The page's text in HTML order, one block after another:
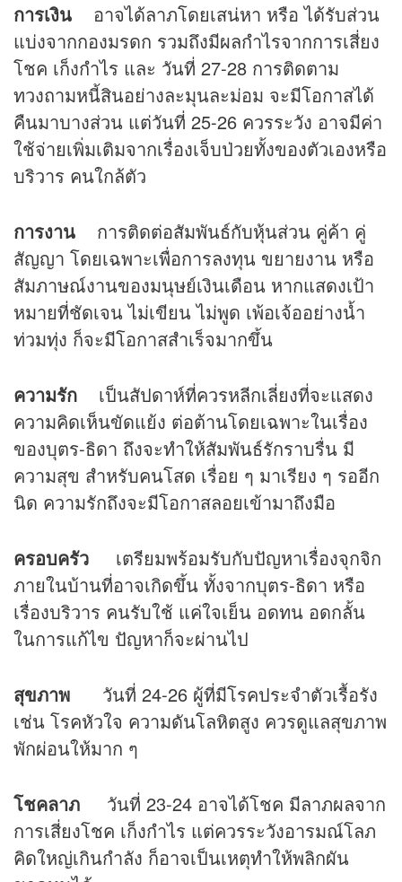
การเงิน อาจได้ลาภโดยเสน่หา หรือ ได้รับส่วน
แบ่งจากกองมรดก รวมถึงมีผลกำไรจากการเสี่ยง
โชค เก็งกำไร และ วันที่ 27-28 การติดตาม
ทวงถามหนี้สินอย่างละมุนละม่อม จะมีโอกาสได้
คืนมาบางส่วน แต่วันที่ 25-26 ควรระวัง อาจมีค่า
ใช้จ่ายเพิ่มเติมจากเรื่องเจ็บป่วยทั้งของตัวเองหรือ
บริวาร คนใกล้ตัว
การงาน
การติดต่อสัมพันธ์กับหุ้นส่วน คู่ค้า คู่
สัญญา โดยเฉพาะเพื่อการลงทุน ขยายงาน หรือ
สัมภาษณ์งานของมนุษย์เงินเดือน หากแสดงเป้า
หมายที่ชัดเจน ไม่เขียน ไม่พูด เพ้อเจ้ออย่างน้ำ
ท่วมทุ่ง ก็จะมีโอกาสสำเร็จมากขึ้น
ความรัก เป็นสัปดาห์ที่ควรหลีกเลี่ยงที่จะแสดง
ความคิดเห็นขัดแย้ง ต่อต้านโดยเฉพาะในเรื่อง
ของบุตร-ธิดา ถึงจะทำให้สัมพันธ์รักราบรื่น มี
ความสุข สำหรับคนโสด เรื่อย ๆ มาเรียง ๆ รออีก
นิด ความรักถึงจะมีโอกาสลอยเข้ามาถึงมือ
ครอบครัว
เตรียมพร้อมรับกับปัญหาเรื่องจุกจิก
ภายในบ้านที่อาจเกิดขึ้น ทั้งจากบุตร-ธิดา หรือ
เรื่องบริวาร คนรับใช้ แค่ใจเย็น อดทน อดกลั้น
ในการแก้ไข ปัญหาก็จะผ่านไป
สุขภาพ
วันที่ 24-26 ผู้ที่มีโรคประจำตัวเรื้อรัง
เช่น โรคหัวใจ ความดันโลหิตสูง ควรดูแลสุขภาพ
พักผ่อนให้มาก ๆ
โชคลาภ
วันที่ 23-24 อาจได้โชค มีลาภผลจาก
การเสี่ยงโชค เก็งกำไร แต่ควรระวังอารมณ์โลภ
คิดใหญ่เกินกำลัง ก็อาจเป็นเหตุทำให้พลิกผัน